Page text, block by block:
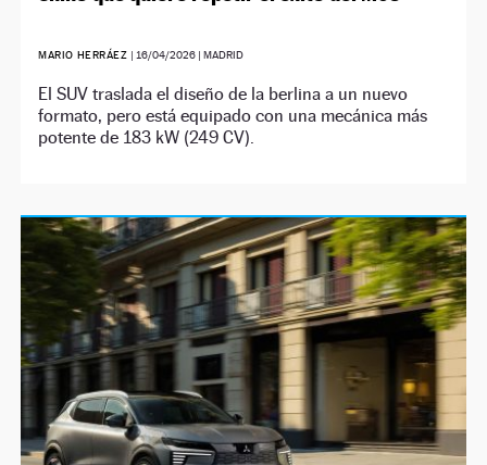
MARIO HERRÁEZ | 16/04/2026| MADRID
El SUV traslada el diseño de la berlina a un nuevo
formato, pero está equipado con una mecánica más
potente de 183 kW (249 CV).